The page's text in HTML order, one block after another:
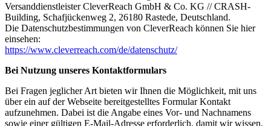
Versanddienstleister CleverReach GmbH & Co. KG // CRASH-
Building, Schafjückenweg 2, 26180 Rastede, Deutschland.
Die Datenschutzbestimmungen von CleverReach können Sie hier
einsehen:
https://www.cleverreach.com/de/datenschutz/
Bei Nutzung unseres Kontaktformulars
Bei Fragen jeglicher Art bieten wir Ihnen die Möglichkeit, mit uns
über ein auf der Webseite bereitgestelltes Formular Kontakt
aufzunehmen. Dabei ist die Angabe eines Vor- und Nachnamens
sowie einer gültigen E-Mail-Adresse erforderlich, damit wir wissen,